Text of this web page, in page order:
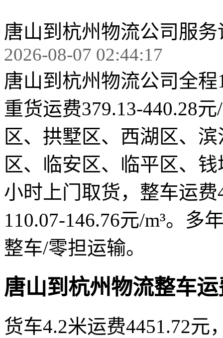
唐山到杭州物流公司服务
2026-08-07 02:44:17
唐山到杭州物流公司全
重货运费379.13-440.28
区、拱墅区、西湖区、
区、临安区、临平区、
小时上门取货，整车运费
110.07-146.76元/m³。多
整车/零担运输。
唐山到杭州物流整车
货车4.2米运费4451.72元